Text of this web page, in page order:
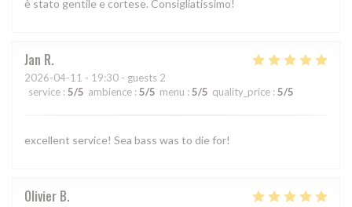
è stato gentile e cortese. Consigliatissimo!
Jan R
2026-04-11 - 19:30 - guests 2
service : 5/5 ambience : 5/5 menu : 5/5 quality_price : 5/5
excellent service! Sea bass was to die for!
Olivier B